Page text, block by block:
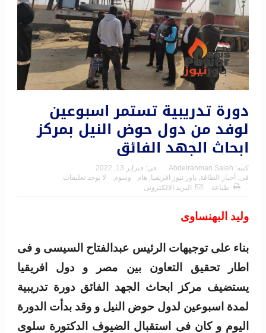
دورة تدريبية تستمر اسبوعين
لوفد من دول حوض النيل بمركز
ابحاث الجهد الفائق
كتبه: Abdelrahman Saleh فى: فبراير 13, 2022
فى: أخبار الطاقة باور نيوز افريقيا هام وسوم:
لا يوجد تعليقات
طباعة
البريد الالكترونى
وليد البهنساوى
بناء على توجيهات الرئيس عبدالفتاح السيسى و فى
اطار تحقيق التعاون بين مصر و دول افريقيا
يستضيف مركز ابحاث الجهد الفائق دورة تدريبية
لمدة اسبوعين لدول حوض النيل و وقد بدأت الدورة
اليوم و كان فى استقبال الضيوف الدكتورة سلوى